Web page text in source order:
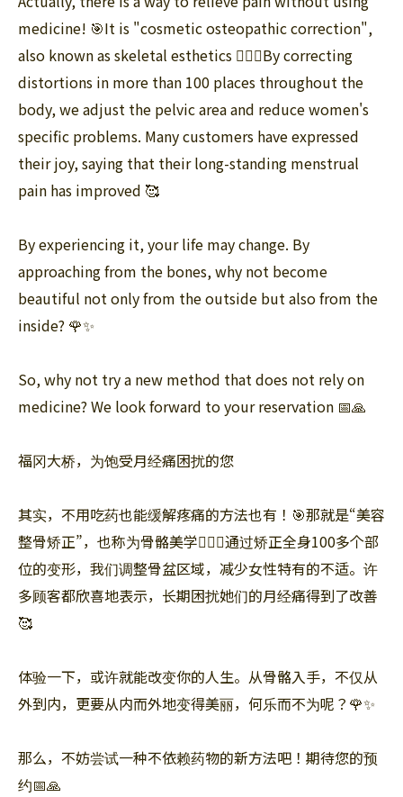
medicine! 🎯It is "cosmetic osteopathic correction",
also known as skeletal esthetics 💆‍♀️✨By correcting
distortions in more than 100 places throughout the
body, we adjust the pelvic area and reduce women's
specific problems. Many customers have expressed
their joy, saying that their long-standing menstrual
pain has improved 🥰
By experiencing it, your life may change. By
approaching from the bones, why not become
beautiful not only from the outside but also from the
inside? 🌹✨
So, why not try a new method that does not rely on
medicine? We look forward to your reservation 📅🙏
福冈大桥，为饱受月经痛困扰的您
其实，不用吃药也能缓解疼痛的方法也有！🎯那就是“美容
整骨矫正”，也称为骨骼美学💆‍♀️✨通过矫正全身100多个部
位的变形，我们调整骨盆区域，减少女性特有的不适。许
多顾客都欣喜地表示，长期困扰她们的月经痛得到了改善
🥰
体验一下，或许就能改变你的人生。从骨骼入手，不仅从
外到内，更要从内而外地变得美丽，何乐而不为呢？🌹✨
那么，不妨尝试一种不依赖药物的新方法吧！期待您的预
约📅🙏